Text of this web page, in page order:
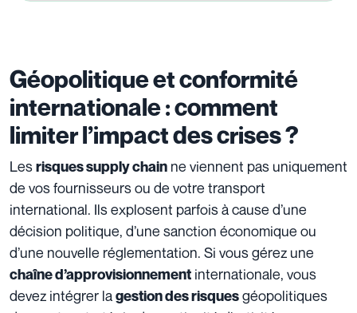
Géopolitique et conformité
internationale : comment
limiter l’impact des crises ?
Lesrisques supply chain ne viennent pas uniquement
de vos fournisseurs ou de votre transport
international. Ils explosent parfois à cause d’une
décision politique, d’une sanction économique ou
d’une nouvelle réglementation. Si vous gérez une
chaîne d’approvisionnement internationale, vous
devez intégrer lagestion des risquesgéopolitiques